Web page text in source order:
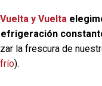
Vuelta y Vuelta
la frescura de
).